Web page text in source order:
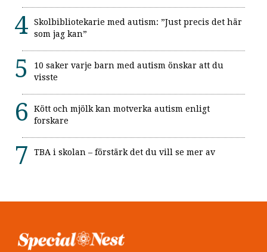
Skolbibliotekarie med autism: ”Just precis det här
som jag kan”
10 saker varje barn med autism önskar att du
visste
Kött och mjölk kan motverka autism enligt
forskare
TBA i skolan – förstärk det du vill se mer av